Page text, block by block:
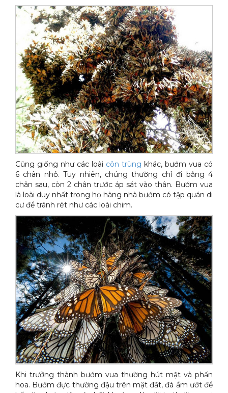
Cũng giống như các loài côn trùng khác, bướm vua có
6 chân nhỏ. Tuy nhiên, chúng thường chỉ đi bằng 4
chân sau, còn 2 chân trước áp sát vào thân. Bướm vua
là loài duy nhất trong họ hàng nhà bướm có tập quán di
cư để tránh rét như các loài chim.
Khi trưởng thành bướm vua thường hút mật và phấn
hoa. Bướm đực thường đậu trên mặt đất, đá ẩm ướt để